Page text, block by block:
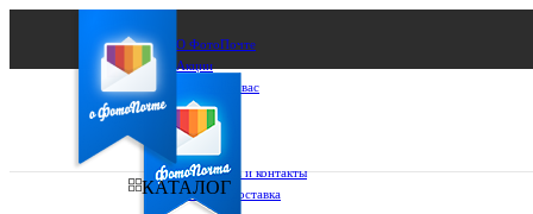
О ФотоПочте
Акции
Сделаем за вас
Бизнесу
FAQ
Франшиза
Поддержка и контакты
Оплата и доставка
КАТАЛОГ